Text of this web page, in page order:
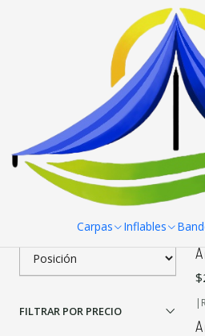
Carpas Inflables
Arcos meta
Filtrar Productos
1-5 de 5 productos
Aplicar filtros
ORDENAR POR
FILTRAR POR PRECIO
|
|
|